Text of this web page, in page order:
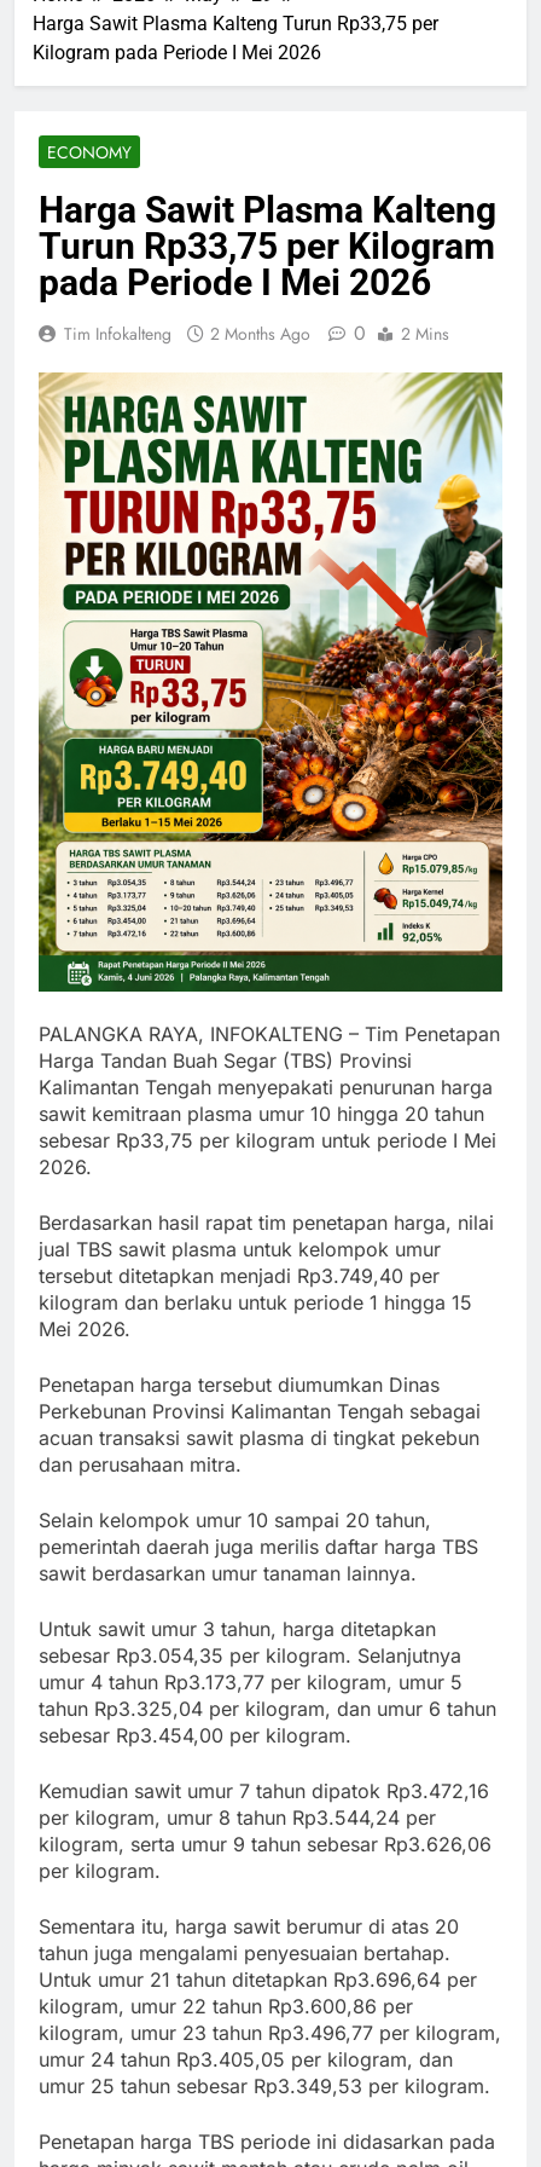
Harga Sawit Plasma Kalteng Turun Rp33,75 per
Kilogram pada Periode I Mei 2026
ECONOMY
Harga Sawit Plasma Kalteng
Turun Rp33,75 per Kilogram
pada Periode I Mei 2026
Tim Infokalteng 2 Months Ago 0 2 Mins
PALANGKA RAYA, INFOKALTENG – Tim Penetapan
Harga Tandan Buah Segar (TBS) Provinsi
Kalimantan Tengah menyepakati penurunan harga
sawit kemitraan plasma umur 10 hingga 20 tahun
sebesar Rp33,75 per kilogram untuk periode I Mei
2026.
Berdasarkan hasil rapat tim penetapan harga, nilai
jual TBS sawit plasma untuk kelompok umur
tersebut ditetapkan menjadi Rp3.749,40 per
kilogram dan berlaku untuk periode 1 hingga 15
Mei 2026.
Penetapan harga tersebut diumumkan Dinas
Perkebunan Provinsi Kalimantan Tengah sebagai
acuan transaksi sawit plasma di tingkat pekebun
dan perusahaan mitra.
Selain kelompok umur 10 sampai 20 tahun,
pemerintah daerah juga merilis daftar harga TBS
sawit berdasarkan umur tanaman lainnya.
Untuk sawit umur 3 tahun, harga ditetapkan
sebesar Rp3.054,35 per kilogram. Selanjutnya
umur 4 tahun Rp3.173,77 per kilogram, umur 5
tahun Rp3.325,04 per kilogram, dan umur 6 tahun
sebesar Rp3.454,00 per kilogram.
Kemudian sawit umur 7 tahun dipatok Rp3.472,16
per kilogram, umur 8 tahun Rp3.544,24 per
kilogram, serta umur 9 tahun sebesar Rp3.626,06
per kilogram.
Sementara itu, harga sawit berumur di atas 20
tahun juga mengalami penyesuaian bertahap.
Untuk umur 21 tahun ditetapkan Rp3.696,64 per
kilogram, umur 22 tahun Rp3.600,86 per
kilogram, umur 23 tahun Rp3.496,77 per kilogram,
umur 24 tahun Rp3.405,05 per kilogram, dan
umur 25 tahun sebesar Rp3.349,53 per kilogram.
Penetapan harga TBS periode ini didasarkan pada